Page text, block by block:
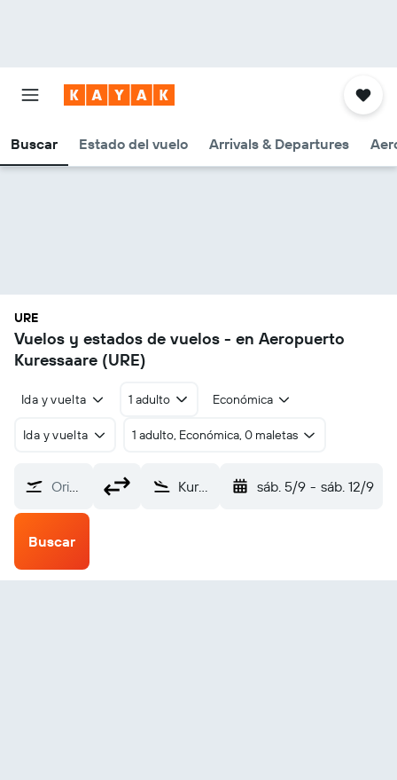
Buscar Estado del vuelo Arrivals & Departures
URE
Vuelos y estados de vuelos - en Aeropuerto
Kuressaare (URE)
Ida y vuelta 1 adulto Económica
Ida y vuelta 1 adulto, Económica, 0 maletas
Origen Kuressaare (URE) sáb. 5/9 - sáb. 12/9
Buscar